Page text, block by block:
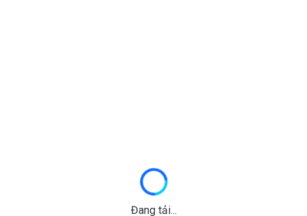
Đang tải...